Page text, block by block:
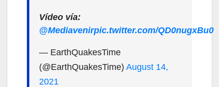
Vídeo vía:
@Mediavenirpic.twitter.com/QD0nugxBu0
— EarthQuakesTime
(@EarthQuakesTime) August 14,
2021